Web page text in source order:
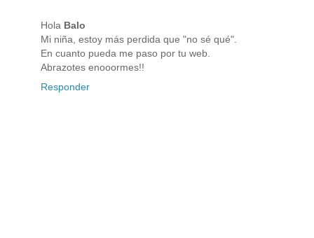
Hola Balo
Mi niña, estoy más perdida que "no sé qué".
En cuanto pueda me paso por tu web.
Abrazotes enooormes!!
Responder